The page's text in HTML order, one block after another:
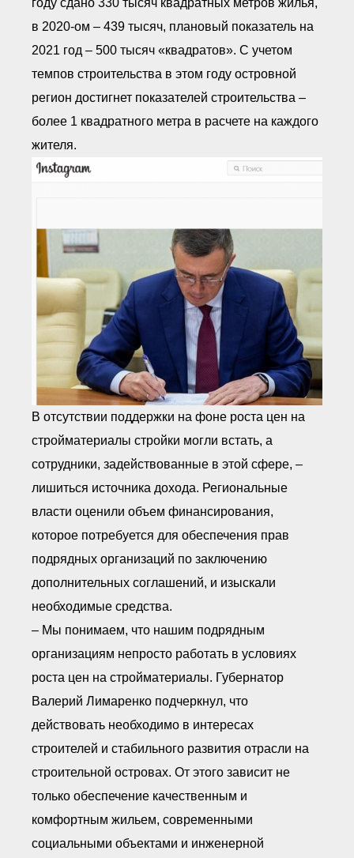
году сдано 330 тысяч квадратных метров жилья,
в 2020-ом – 439 тысяч, плановый показатель на
2021 год – 500 тысяч «квадратов». С учетом
темпов строительства в этом году островной
регион достигнет показателей строительства –
более 1 квадратного метра в расчете на каждого
жителя.
В отсутствии поддержки на фоне роста цен на
стройматериалы стройки могли встать, а
сотрудники, задействованные в этой сфере, –
лишиться источника дохода. Региональные
власти оценили объем финансирования,
которое потребуется для обеспечения прав
подрядных организаций по заключению
дополнительных соглашений, и изыскали
необходимые средства.
– Мы понимаем, что нашим подрядным
организациям непросто работать в условиях
роста цен на стройматериалы. Губернатор
Валерий Лимаренко подчеркнул, что
действовать необходимо в интересах
строителей и стабильного развития отрасли на
строительной островах. От этого зависит не
только обеспечение качественным и
комфортным жильем, современными
социальными объектами и инженерной